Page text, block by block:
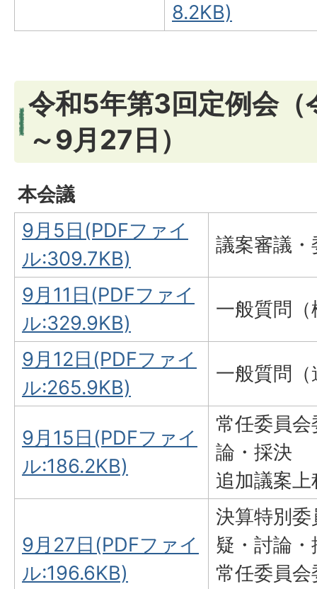
8.2KB)
令和5年第3回定例会
～9月27日）
本会議
9月5日(PDFファイ
ル:309.7KB)
議案審議
9月11日(PDFファイ
ル:329.9KB)
一般質問
9月12日(PDFファイ
ル:265.9KB)
一般質問
9月15日(PDFファイ
ル:186.2KB)
常任委員
論・採決
追加議案
9月27日(PDFファイ
ル:196.6KB)
決算特別
疑・討論・
常任委員